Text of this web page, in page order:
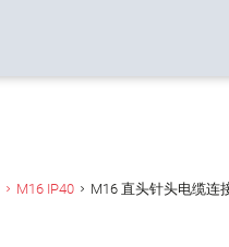
M16 IP40 M16 直头针头电缆连